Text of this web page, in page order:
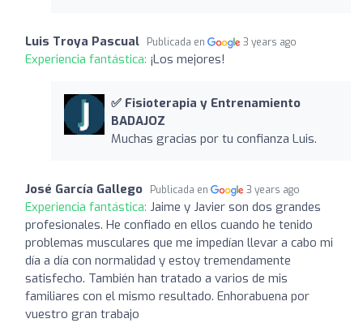
Luis Troya Pascual Publicada en 3 years ago
Experiencia fantástica: ¡Los mejores!
✅ Fisioterapia y Entrenamiento
BADAJOZ
Muchas gracias por tu confianza Luis.
José García Gallego Publicada en 3 years ago
Experiencia fantástica: Jaime y Javier son dos grandes
profesionales. He confiado en ellos cuando he tenido
problemas musculares que me impedían llevar a cabo mi
día a día con normalidad y estoy tremendamente
satisfecho. También han tratado a varios de mis
familiares con el mismo resultado. Enhorabuena por
vuestro gran trabajo